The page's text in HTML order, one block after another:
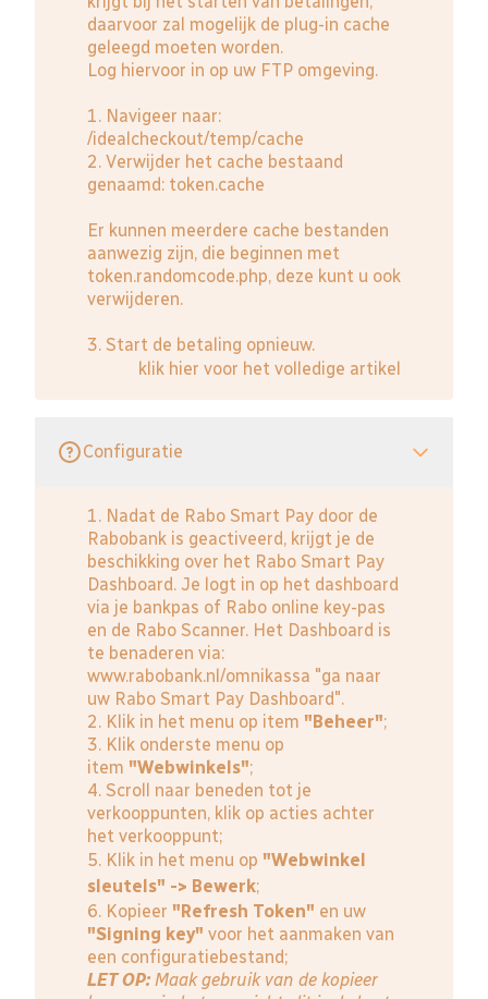
daarvoor zal mogelijk de plug-in cache
geleegd moeten worden.
Log hiervoor in op uw FTP omgeving.
1. Navigeer naar:
/idealcheckout/temp/cache
2. Verwijder het cache bestaand
genaamd: token.cache
Er kunnen meerdere cache bestanden
aanwezig zijn, die beginnen met
token.randomcode.php, deze kunt u ook
verwijderen.
3. Start de betaling opnieuw.
klik hier voor het volledige artikel
Configuratie
1. Nadat de Rabo Smart Pay door de
Rabobank is geactiveerd, krijgt je de
beschikking over het Rabo Smart Pay
Dashboard. Je logt in op het dashboard
via je bankpas of Rabo online key-pas
en de Rabo Scanner. Het Dashboard is
te benaderen via:
www.rabobank.nl/omnikassa "ga naar
uw Rabo Smart Pay Dashboard".
2. Klik in het menu op item "Beheer";
3. Klik onderste menu op
item "Webwinkels";
4. Scroll naar beneden tot je
verkooppunten, klik op acties achter
het verkooppunt;
5. Klik in het menu op "Webwinkel
sleutels" -> Bewerk;
6. Kopieer "Refresh Token" en uw
"Signing key" voor het aanmaken van
een configuratiebestand;
LET OP: Maak gebruik van de kopieer